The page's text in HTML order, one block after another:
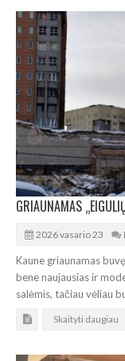
2026 vasario 23
Kaune griaunamas
bene naujausias ir
salėmis, tačiau vėliau
Skaityti daugiau